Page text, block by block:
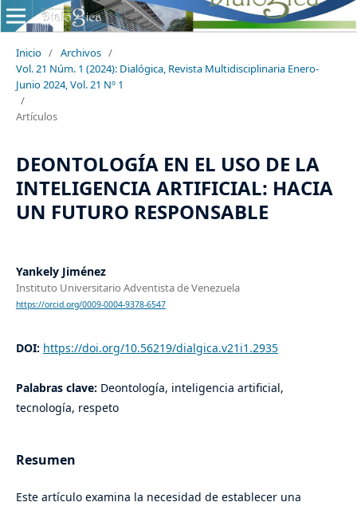
Inicio / Archivos /
Vol. 21 Núm. 1 (2024): Dialógica, Revista Multidisciplinaria Enero-
Junio 2024, Vol. 21 Nº 1
/
Artículos
DEONTOLOGÍA EN EL USO DE LA
INTELIGENCIA ARTIFICIAL: HACIA
UN FUTURO RESPONSABLE
Yankely Jiménez
Instituto Universitario Adventista de Venezuela
https://orcid.org/0009-0004-9378-6547
DOI: https://doi.org/10.56219/dialgica.v21i1.2935
Palabras clave: Deontología, inteligencia artificial,
tecnología, respeto
Resumen
Este artículo examina la necesidad de establecer una